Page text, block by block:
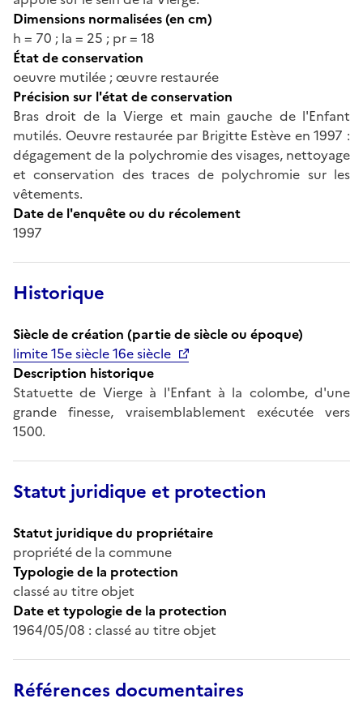
Dimensions normalisées (en cm)
h = 70 ; la = 25 ; pr = 18
État de conservation
oeuvre mutilée ; œuvre restaurée
Précision sur l'état de conservation
Bras droit de la Vierge et main gauche de l'Enfant
mutilés. Oeuvre restaurée par Brigitte Estève en 1997 :
dégagement de la polychromie des visages, nettoyage
et conservation des traces de polychromie sur les
vêtements.
Date de l'enquête ou du récolement
1997
Historique
Siècle de création (partie de siècle ou époque)
limite 15e siècle 16e siècle
Description historique
Statuette de Vierge à l'Enfant à la colombe, d'une
grande finesse, vraisemblablement exécutée vers
1500.
Statut juridique et protection
Statut juridique du propriétaire
propriété de la commune
Typologie de la protection
classé au titre objet
Date et typologie de la protection
1964/05/08 : classé au titre objet
Références documentaires